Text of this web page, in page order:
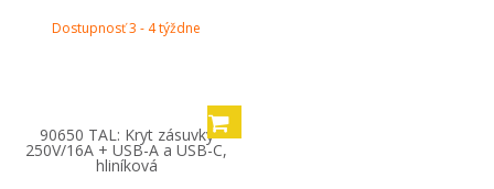
Dostupnosť 3 - 4 týždne
90650 TAL: Kryt zásuvky
250V/16A + USB-A a USB-C,
hliníková